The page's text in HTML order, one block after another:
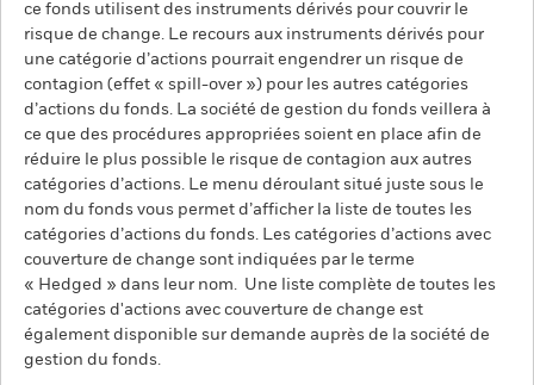
ce fonds utilisent des instruments dérivés pour couvrir le
risque de change. Le recours aux instruments dérivés pour
une catégorie d’actions pourrait engendrer un risque de
contagion (effet « spill-over ») pour les autres catégories
d’actions du fonds. La société de gestion du fonds veillera à
ce que des procédures appropriées soient en place afin de
réduire le plus possible le risque de contagion aux autres
catégories d’actions. Le menu déroulant situé juste sous le
nom du fonds vous permet d’afficher la liste de toutes les
catégories d’actions du fonds. Les catégories d’actions avec
couverture de change sont indiquées par le terme
« Hedged » dans leur nom. Une liste complète de toutes les
catégories d'actions avec couverture de change est
également disponible sur demande auprès de la société de
gestion du fonds.